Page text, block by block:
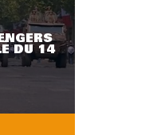
DU 14